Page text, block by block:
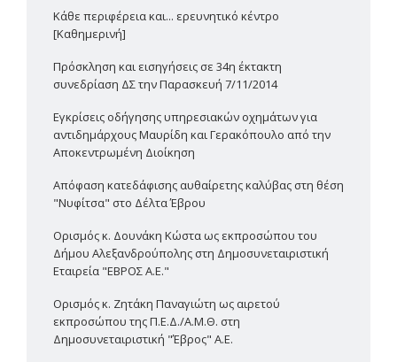
Κάθε περιφέρεια και... ερευνητικό κέντρο
[Καθημερινή]
Πρόσκληση και εισηγήσεις σε 34η έκτακτη
συνεδρίαση ΔΣ την Παρασκευή 7/11/2014
Εγκρίσεις οδήγησης υπηρεσιακών οχημάτων για
αντιδημάρχους Μαυρίδη και Γερακόπουλο από την
Αποκεντρωμένη Διοίκηση
Απόφαση κατεδάφισης αυθαίρετης καλύβας στη θέση
"Νυφίτσα" στο Δέλτα Έβρου
Ορισμός κ. Δουνάκη Κώστα ως εκπροσώπου του
Δήμου Αλεξανδρούπολης στη Δημοσυνεταιριστική
Εταιρεία "ΕΒΡΟΣ Α.Ε."
Ορισμός κ. Ζητάκη Παναγιώτη ως αιρετού
εκπροσώπου της Π.Ε.Δ./Α.Μ.Θ. στη
Δημοσυνεταιριστική "Έβρος" Α.Ε.